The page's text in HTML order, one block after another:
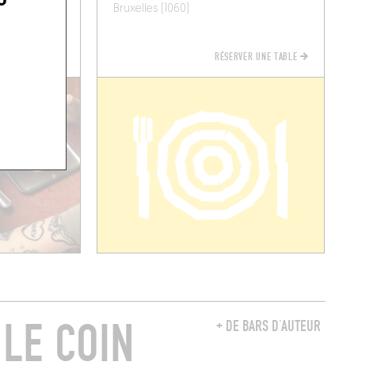
Bruxelles (1060)
RÉSERVER UNE TABLE
+ DE BARS D’AUTEUR
COIN